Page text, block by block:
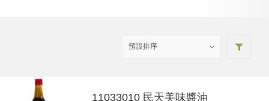
11033010 民天美味醬油